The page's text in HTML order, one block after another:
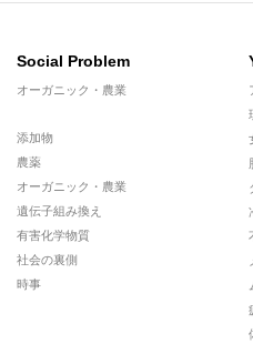
Social Problem
オーガニック・農業
添加物
農薬
オーガニック・農業
遺伝子組み換え
有害化学物質
社会の裏側
時事